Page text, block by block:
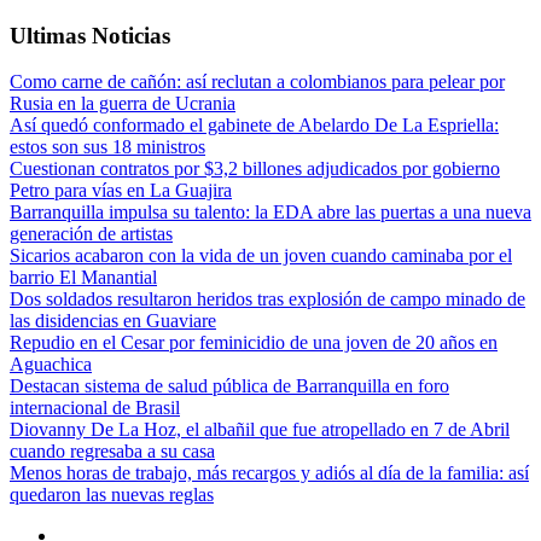
Ultimas Noticias
Como carne de cañón: así reclutan a colombianos para pelear por
Rusia en la guerra de Ucrania
Así quedó conformado el gabinete de Abelardo De La Espriella:
estos son sus 18 ministros
Cuestionan contratos por $3,2 billones adjudicados por gobierno
Petro para vías en La Guajira
Barranquilla impulsa su talento: la EDA abre las puertas a una nueva
generación de artistas
Sicarios acabaron con la vida de un joven cuando caminaba por el
barrio El Manantial
Dos soldados resultaron heridos tras explosión de campo minado de
las disidencias en Guaviare
Repudio en el Cesar por feminicidio de una joven de 20 años en
Aguachica
Destacan sistema de salud pública de Barranquilla en foro
internacional de Brasil
Diovanny De La Hoz, el albañil que fue atropellado en 7 de Abril
cuando regresaba a su casa
Menos horas de trabajo, más recargos y adiós al día de la familia: así
quedaron las nuevas reglas